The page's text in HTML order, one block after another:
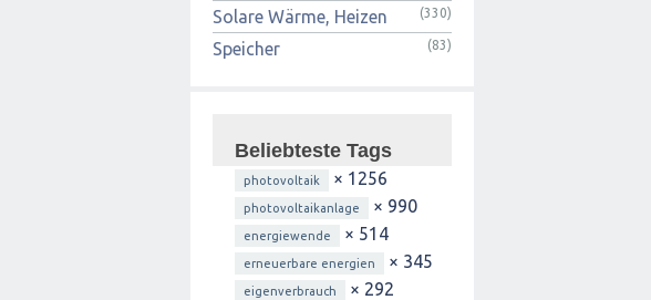
Solare Wärme, Heizen (330)
Speicher (83)
Beliebteste Tags
photovoltaik × 1256
photovoltaikanlage × 990
energiewende × 514
erneuerbare energien × 345
eigenverbrauch × 292